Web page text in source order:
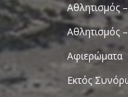
Αθλητισμός
Αθλητισμός
Αφιερώματα
Εκτός